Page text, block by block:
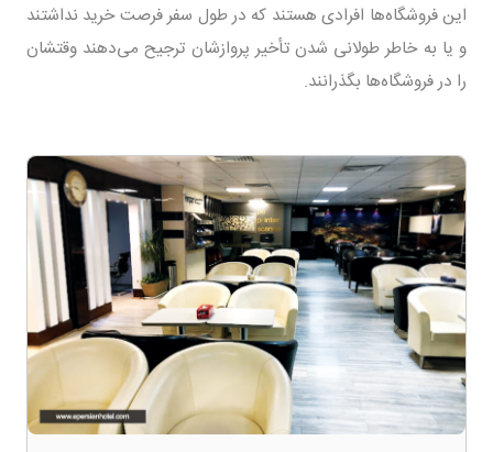
این فروشگاه‌ها افرادی هستند که در طول سفر فرصت خرید نداشتند
و یا به خاطر طولانی شدن تأخیر پروازشان ترجیح می‌دهند وقتشان
را در فروشگاه‌ها بگذرانند.